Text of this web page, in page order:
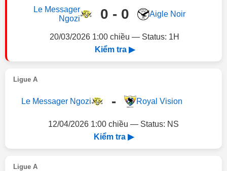
Le Messager
Ngozi
0 - 0 Aigle Noir
20/03/2026 1:00 chiều — Status: 1H
Kiểm tra ▶
Ligue A
Le Messager Ngozi - Royal Vision
12/04/2026 1:00 chiều — Status: NS
Kiểm tra ▶
Ligue A